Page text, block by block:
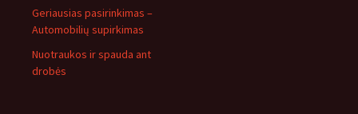
Geriausias pasirinkimas –
Automobilių supirkimas
Nuotraukos ir spauda ant
drobės